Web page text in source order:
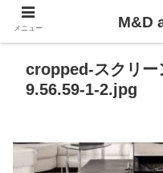
cropped-スクリー
9.56.59-1-2.jpg
メニュー M&D